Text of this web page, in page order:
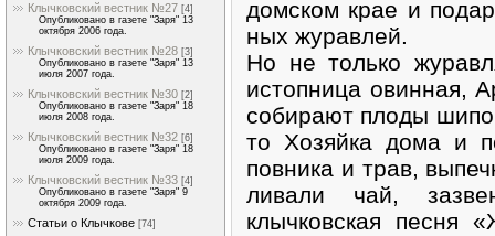
Клычковский вестник №27 [4]
Опубликовано в газете "Заря" 13
октября 2006 года.
Клычковский вестник №28 [3]
Опубликовано в газете "Заря" 13
июля 2007 года.
Клычковский вестник №30 [2]
Опубликовано в газете "Заря" 18
июля 2008 года.
Клычковский вестник №32 [6]
Опубликовано в газете "Заря" 18
июля 2009 года.
Клычковский вестник №33 [4]
Опубликовано в газете "Заря" 9
октября 2009 года.
Статьи о Клычкове [74]
домском крае и
ных журавлей.
Но не только
истопница овинная,
собирают плоды
то Хозяйка дома и
повника и трав,
ливали чай,
клычковская песня